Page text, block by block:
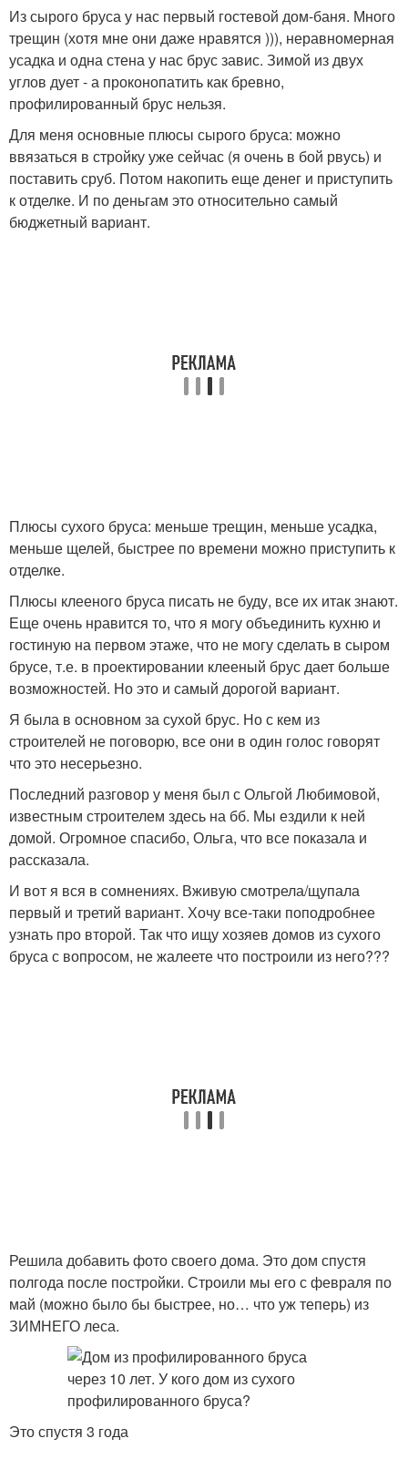
Из сырого бруса у нас первый гостевой дом-баня. Много
трещин (хотя мне они даже нравятся ))), неравномерная
усадка и одна стена у нас брус завис. Зимой из двух
углов дует - а проконопатить как бревно,
профилированный брус нельзя.
Для меня основные плюсы сырого бруса: можно
ввязаться в стройку уже сейчас (я очень в бой рвусь) и
поставить сруб. Потом накопить еще денег и приступить
к отделке. И по деньгам это относительно самый
бюджетный вариант.
Плюсы сухого бруса: меньше трещин, меньше усадка,
меньше щелей, быстрее по времени можно приступить к
отделке.
Плюсы клееного бруса писать не буду, все их итак знают.
Еще очень нравится то, что я могу объединить кухню и
гостиную на первом этаже, что не могу сделать в сыром
брусе, т.е. в проектировании клееный брус дает больше
возможностей. Но это и самый дорогой вариант.
Я была в основном за сухой брус. Но с кем из
строителей не поговорю, все они в один голос говорят
что это несерьезно.
Последний разговор у меня был с Ольгой Любимовой,
известным строителем здесь на бб. Мы ездили к ней
домой. Огромное спасибо, Ольга, что все показала и
рассказала.
И вот я вся в сомнениях. Вживую смотрела/щупала
первый и третий вариант. Хочу все-таки поподробнее
узнать про второй. Так что ищу хозяев домов из сухого
бруса с вопросом, не жалеете что построили из него???
Решила добавить фото своего дома. Это дом спустя
полгода после постройки. Строили мы его с февраля по
май (можно было бы быстрее, но… что уж теперь) из
ЗИМНЕГО леса.
Это спустя 3 года